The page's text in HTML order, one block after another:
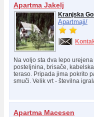
Apartma Jakelj
Kranjska
Apartmaji/
Na voljo sta dva lepo
posteljnina, brisače,
teraso. Pripada jima pokrito
smuči. Velik vrt - številna
Apartma Macesen